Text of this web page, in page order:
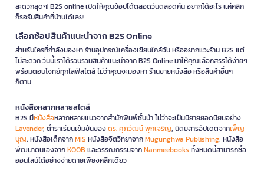
สะดวกสุดๆ! B2S online เปิดให้คุณช้อปได้ตลอดวันตลอดคืน อยากได้อะไร แค่คลิก
ก็รอรับสินค้าที่บ้านได้เลย!
เลือกช้อปสินค้าแนะนำจาก B2S Online
สำหรับใครที่กำลังมองหา ร้านอุปกรณ์เครื่องเขียนใกล้ฉัน หรืออยากแวะร้าน B2S แต่
ไม่สะดวก วันนี้เราได้รวบรวมสินค้าแนะนำจาก B2S Online มาให้คุณเลือกสรรได้ง่ายๆ
พร้อมตอบโจทย์ทุกไลฟ์สไตล์ ไม่ว่าคุณจะมองหา ร้านขายหนังสือ หรือสินค้าอื่นๆ
ก็ตาม
หนังสือหลากหลายสไตล์
B2S มีหนังสือหลากหลายแนวจากสำนักพิมพ์ชั้นนำ ไม่ว่าจะเป็นนิยายยอดนิยมอย่าง
Lavender, ตำราเรียนเข้มข้นของดร. ศุภวัฒน์ พุกเจริญ, นิตยสารอัปเดตจากเพ็ญ
บุญ, หนังสือเด็กจากMIS หนังสือจิตวิทยาจากMugunghwa Publishing, หนังสือ
พัฒนาตนเองจากKOOB และวรรณกรรมจากNanmeebooks ทั้งหมดนี้สามารถซื้อ
ออนไลน์ได้อย่างง่ายดายเพียงคลิกเดียว